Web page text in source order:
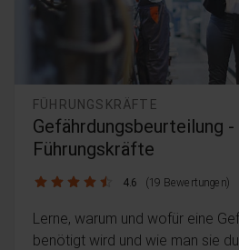
FÜHRUNGSKRÄFTE
Gefährdungsbeurteilung
Führungskräfte
4.6 / 5 4.6 (19 Bewertungen)
Lerne, warum und wofür eine
benötigt wird und wie man sie